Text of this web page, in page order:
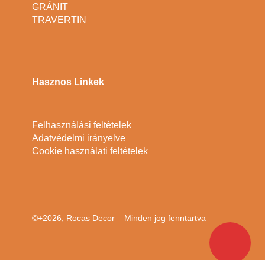
GRÁNIT
TRAVERTIN
Hasznos Linkek
Felhasználási feltételek
Adatvédelmi irányelve
Cookie használati feltételek
©+2026, Rocas Decor – Minden jog fenntartva